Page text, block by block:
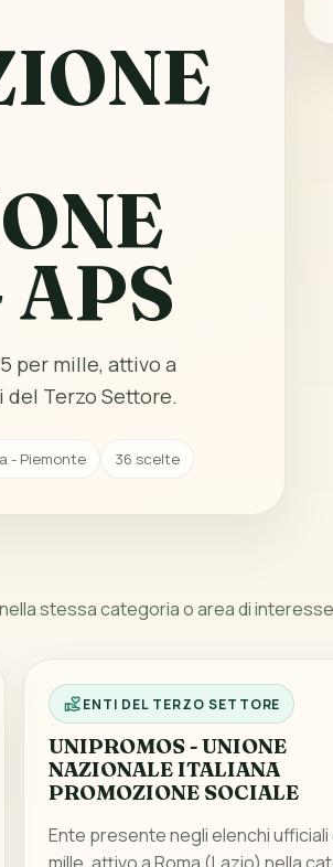
APS
per mille, attivo a
Terzo Settore.
- Piemonte 36 scelte
stessa categoria o area di
ENTI DEL TERZO SETTORE
UNIPROMOS - UNIONE
NAZIONALE ITALIANA
PROMOZIONE SOCIALE
Ente presente negli elenchi ufficiali